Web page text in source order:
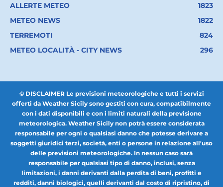
ALLERTE METEO
1823
METEO NEWS
1822
TERREMOTI
824
METEO LOCALITÀ - CITY NEWS
296
© DISCLAIMER Le previsioni meteorologiche e tutti i servizi
offerti da Weather Sicily sono gestiti con cura, compatibilmente
con i dati disponibili e con i limiti naturali della previsione
meteorologica. Weather Sicily non potrà essere considerata
responsabile per ogni o qualsiasi danno che potesse derivare a
soggetti giuridici terzi, società, enti o persone in relazione all'uso
delle previsioni meteorologiche. In nessun caso sarà
responsabile per qualsiasi tipo di danno, inclusi, senza
limitazioni, i danni derivanti dalla perdita di beni, profitti e
redditi, danni biologici, quelli derivanti dal costo di ripristino, di